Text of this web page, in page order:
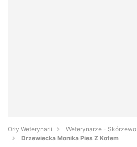
Orły Weterynarii
Weterynarze - Skórzewo
Drzewiecka Monika Pies Z Kotem